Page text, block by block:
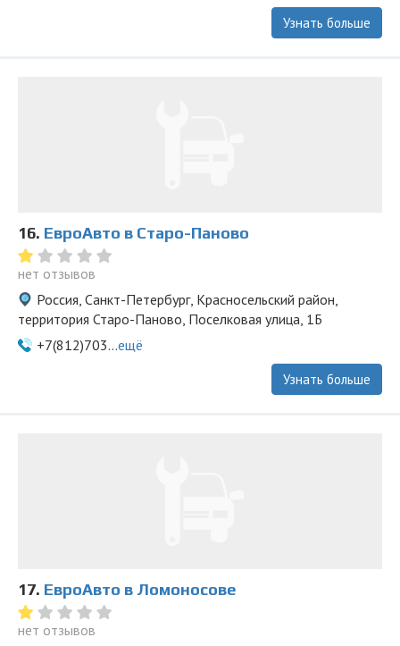
Узнать больше
16. ЕвроАвто в Старо-Паново
нет отзывов
Россия, Санкт-Петербург, Красносельский район,
территория Старо-Паново, Поселковая улица, 1Б
+7(812)703...ещё
Узнать больше
17. ЕвроАвто в Ломоносове
нет отзывов